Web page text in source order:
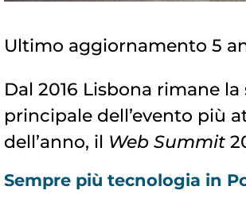
Ultimo aggiornamento 5
Dal 2016 Lisbona rimane la
principale dell’evento più
dell’anno, il Web Summit
Sempre più tecnologia in